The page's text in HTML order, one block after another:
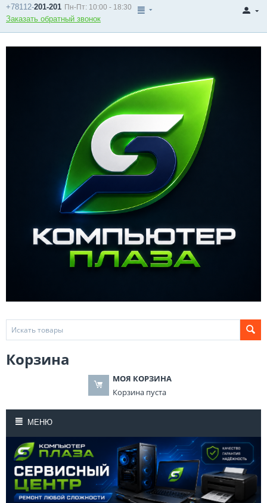
+78112-201-201 Пн-Пт: 10:00 - 18:30
Заказать обратный звонок
Корзина
МОЯ КОРЗИНА
Корзина пуста
МЕНЮ